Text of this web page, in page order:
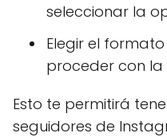
seleccionar la
Elegir el
proceder con
Esto te permitirá
seguidores de